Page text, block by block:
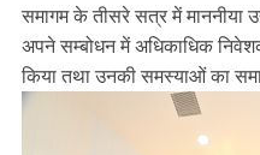
समागम के तीसरे सत्र में माननीया
अपने सम्बोधन में अधिकाधिक
किया तथा उनकी समस्याओं का